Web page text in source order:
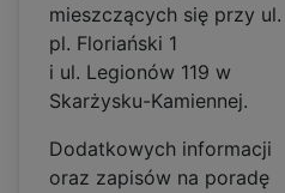
mieszczących się przy ul.
pl. Floriański 1
i ul. Legionów 119 w
Skarżysku-Kamiennej.
Dodatkowych informacji
oraz zapisów na poradę